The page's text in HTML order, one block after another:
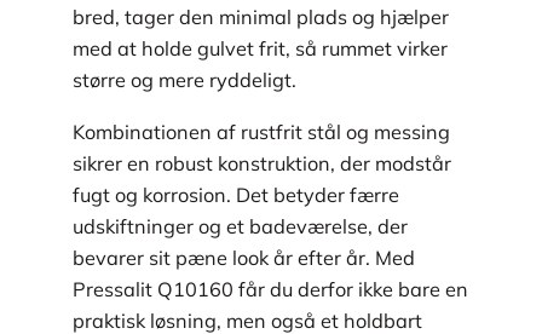
bred, tager den minimal plads og hjælper
med at holde gulvet frit, så rummet virker
større og mere ryddeligt.
Kombinationen af rustfrit stål og messing
sikrer en robust konstruktion, der modstår
fugt og korrosion. Det betyder færre
udskiftninger og et badeværelse, der
bevarer sit pæne look år efter år. Med
Pressalit Q10160 får du derfor ikke bare en
praktisk løsning, men også et holdbart